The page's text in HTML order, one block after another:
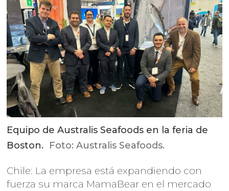
Equipo de Australis Seafoods en la feria de
Boston. Foto: Australis Seafoods.
Chile: La empresa está expandiendo con
fuerza su marca MamaBear en el mercado